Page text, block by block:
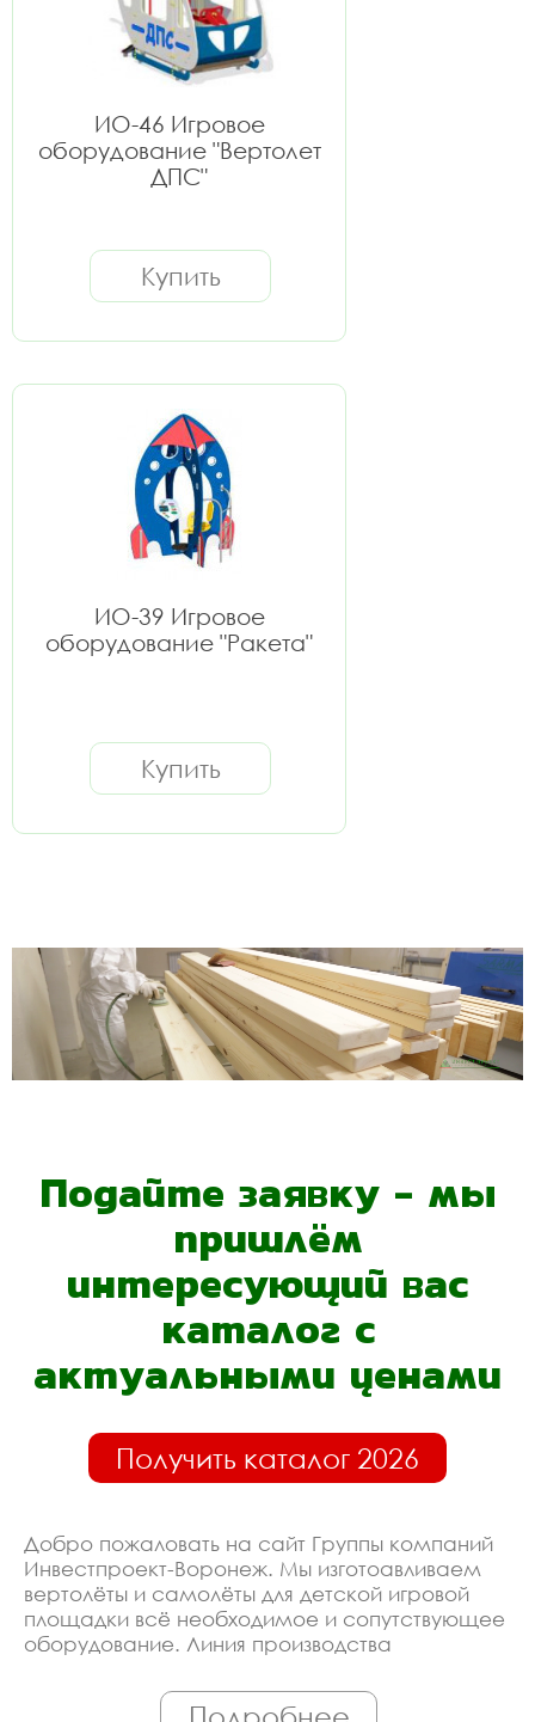
ИО-46 Игровое
оборудование "Вертолет
ДПС"
Купить
ИО-39 Игровое
оборудование "Ракета"
Купить
Подайте заявку - мы
пришлём
интересующий вас
каталог с
актуальными ценами
Получить каталог 2026
Добро пожаловать на сайт Группы компаний
Инвестпроект-Воронеж. Мы изготоавливаем
вертолёты и самолёты для детской игровой
площадки всё необходимое и сопутствующее
оборудование. Линия производства
работает только квалифицированный